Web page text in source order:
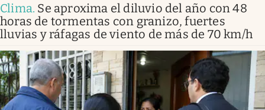
Clima. Se aproxima el diluvio del año con 48
horas de tormentas con granizo, fuertes
lluvias y ráfagas de viento de más de 70 km/h